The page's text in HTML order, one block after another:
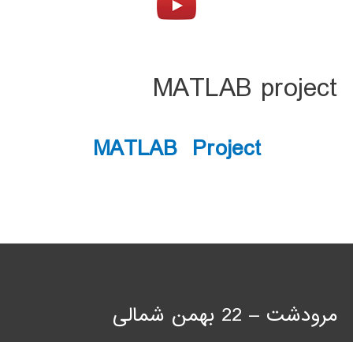
MATLAB project
MATLAB Project
مرودشت – 22 بهمن شمالی